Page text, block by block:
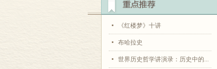
《红楼梦》十讲
布哈拉史
世界历史哲学讲演录：历史中的...